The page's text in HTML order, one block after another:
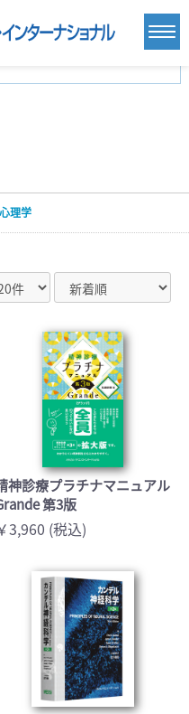
(407)
マルチメディア(0)
理学
神診療プラチナマニュアル
第3版
3,960 (税込)